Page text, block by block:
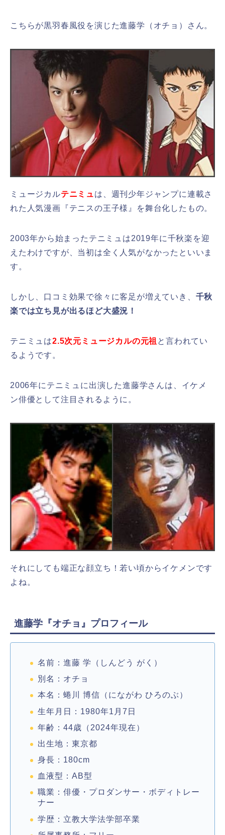
こちらが黒羽春風役を演じた進藤学（オチョ）さん。
ミュージカルテニミュは、週刊少年ジャンプに連載さ
れた人気漫画『テニスの王子様』を舞台化したもの。
2003年から始まったテニミュは2019年に千秋楽を迎
えたわけですが、当初は全く人気がなかったといいま
す。
しかし、口コミ効果で徐々に客足が増えていき、 千秋
楽では立ち見が出るほど大盛況！
テニミュは2.5次元ミュージカルの元祖 と言われてい
るようです。
2006年にテニミュに出演した進藤学さんは、イケメ
ン俳優として注目されるように。
それにしても端正な顔立ち！若い頃からイケメンです
よね。
進藤学『オチョ』プロフィール
名前：進藤 学（しんどう がく）
別名：オチョ
本名：蜷川 博信（にながわ ひろのぶ）
生年月日：1980年1月7日
年齢：44歳（2024年現在）
出生地：東京都
身長：180cm
血液型：AB型
職業：俳優・プロダンサー・ボディトレー
ナー
学歴：立教大学法学部卒業